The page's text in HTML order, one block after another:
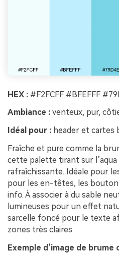
HEX : #F2FCFF #BFEFFF
Ambiance : venteux, pur,
Idéal pour : header et cartes
Fraîche et pure comme la
cette palette tirant sur
rafraîchissante. Idéale pour
pour les en-têtes, les
info. À associer à du sable
lumineuses pour un effet
sarcelle foncé pour le texte
zones très claires.
Exemple d’image de